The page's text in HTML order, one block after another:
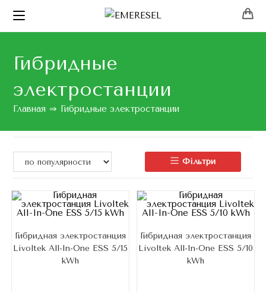
Гибридные
электростанции
Главная ⇒ Гибридные электростанции
Фільтри
Гибридная электростанция
Livoltek All-In-One ESS 5/15
kWh
Гибридная электростанция
Livoltek All-In-One ESS 5/10
kWh